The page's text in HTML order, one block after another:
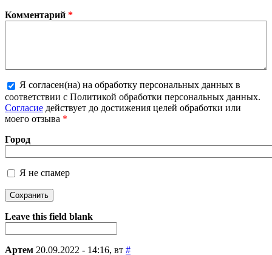
Комментарий *
Более подробная информация о текстовых форматах
Я согласен(на) на обработку персональных данных в
соответствии с Политикой обработки персональных данных.
Согласие действует до достижения целей обработки или
моего отзыва *
Город
Я не спамер
Я спамер
Leave this field blank
Артем 20.09.2022 - 14:16, вт #